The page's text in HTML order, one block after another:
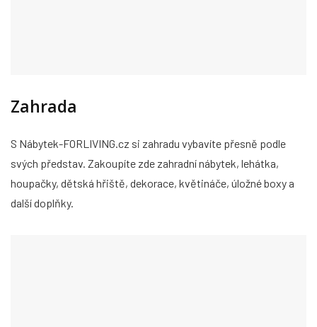
Zahrada
S Nábytek-FORLIVING.cz si zahradu vybavíte přesně podle
svých představ. Zakoupíte zde zahradní nábytek, lehátka,
houpačky, dětská hřiště, dekorace, květináče, úložné boxy a
další doplňky.